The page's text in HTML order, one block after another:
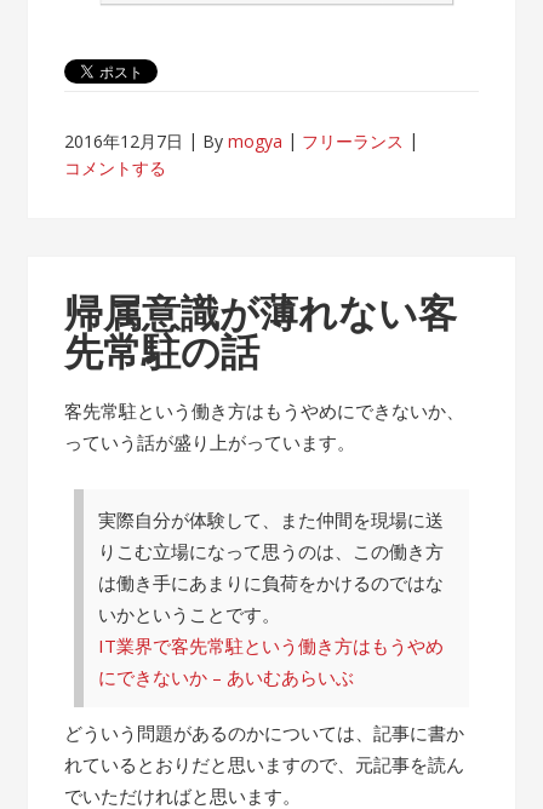
2016年12月7日 Bymogya
フリーランス
コメントする
帰属意識が薄れない客
先常駐の話
客先常駐という働き方はもうやめにできないか、
っていう話が盛り上がっています。
実際自分が体験して、また仲間を現場に送
りこむ立場になって思うのは、この働き方
は働き手にあまりに負荷をかけるのではな
いかということです。
IT業界で客先常駐という働き方はもうやめ
にできないか – あいむあらいぶ
どういう問題があるのかについては、記事に書か
れているとおりだと思いますので、元記事を読ん
でいただければと思います。